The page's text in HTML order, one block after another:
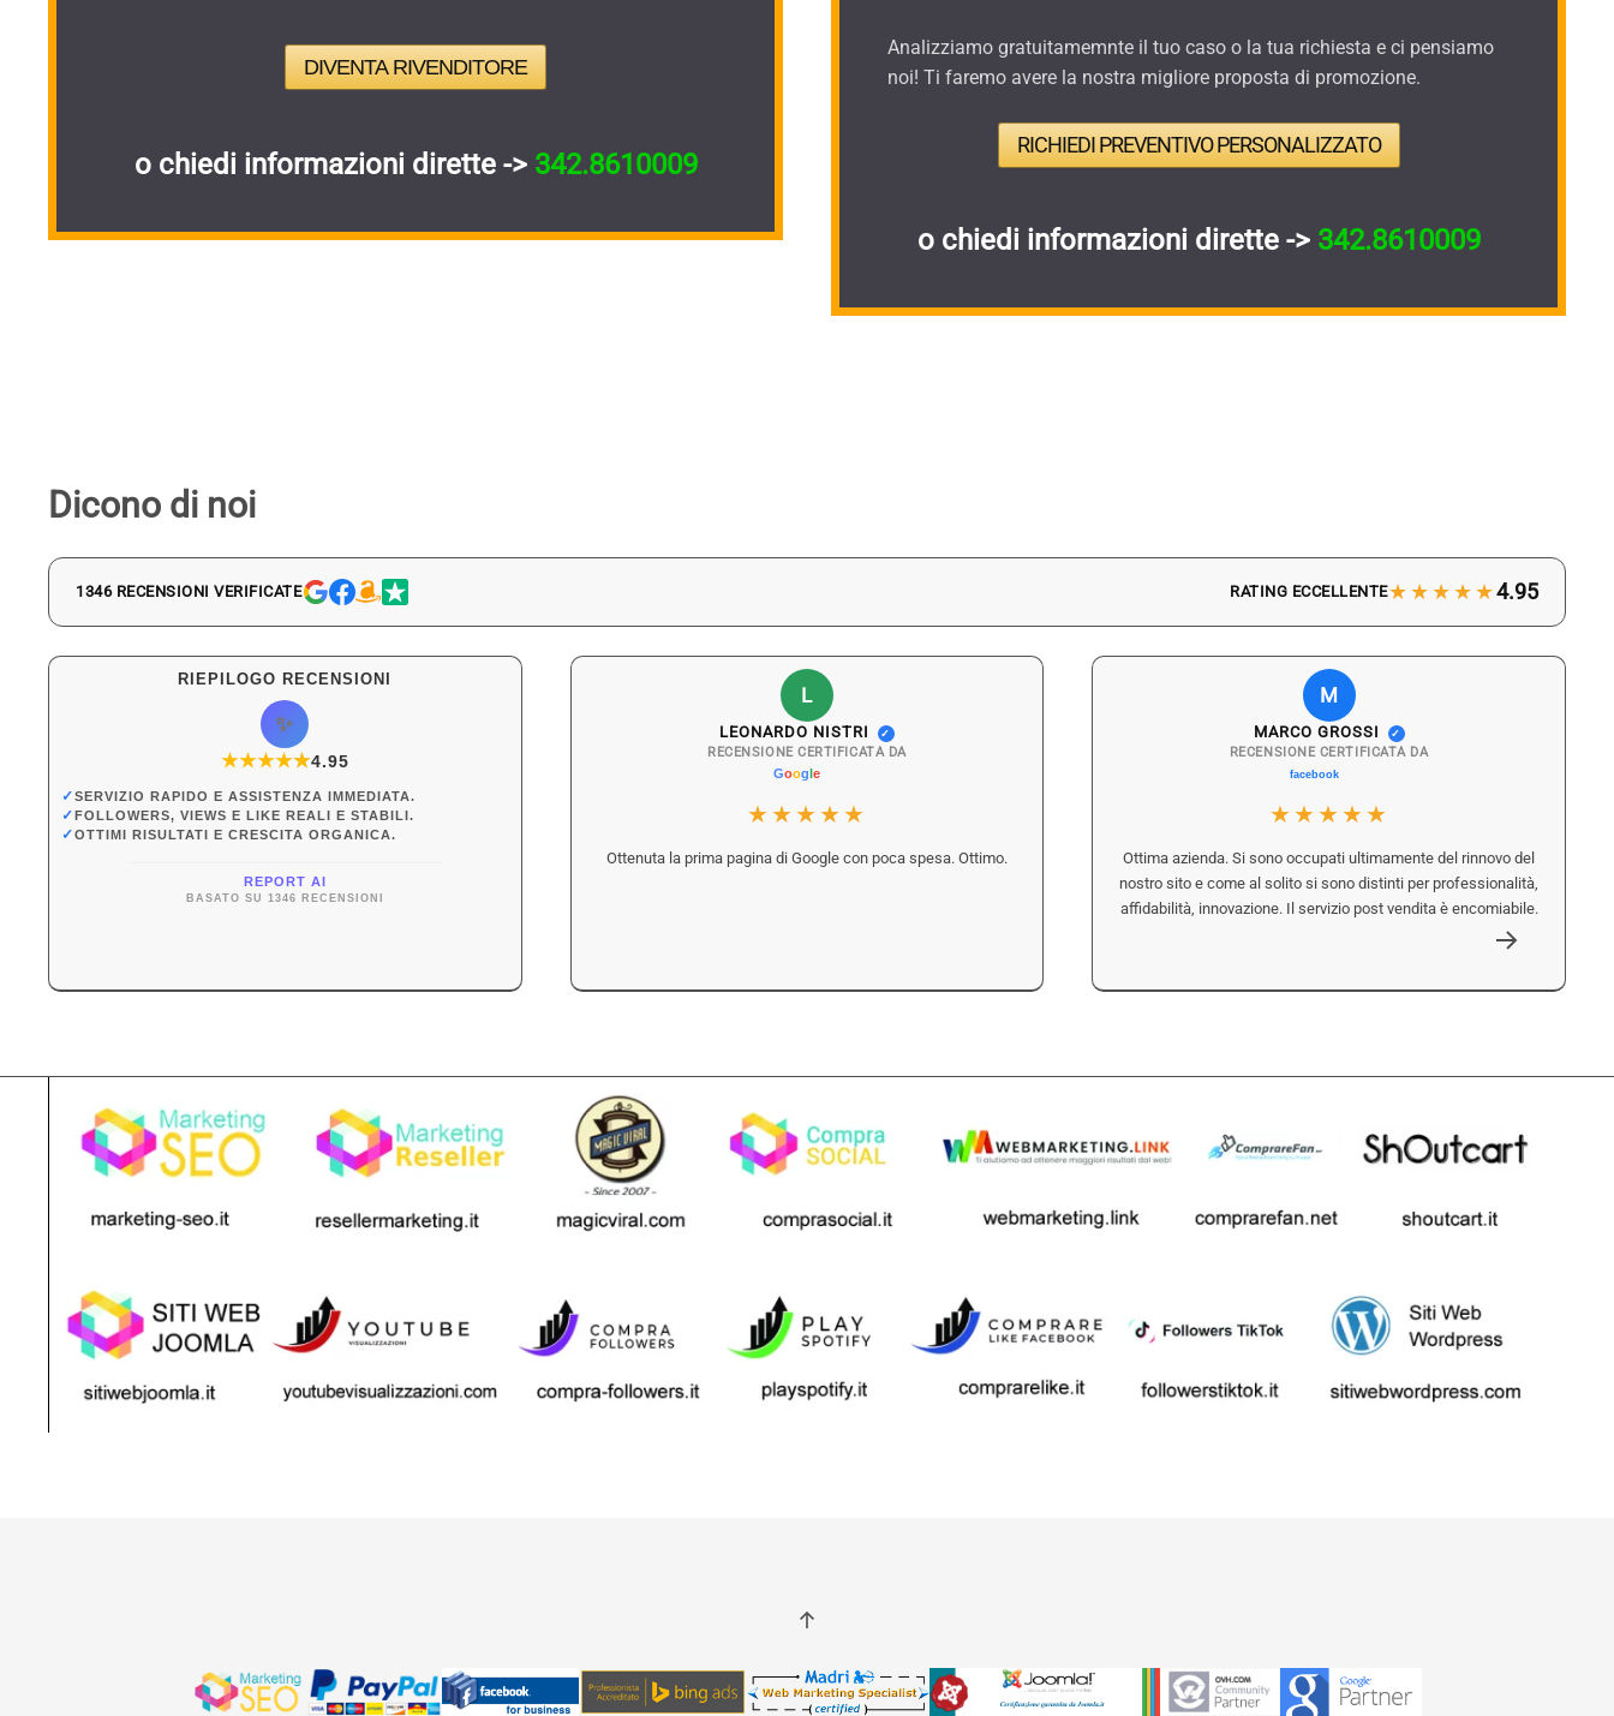
DIVENTA RIVENDITORE
o chiedi informazioni dirette -> 342.8610009
Analizziamo gratuitamemnte il tuo caso o la tua richiesta e ci pensiamo
noi! Ti faremo avere la nostra migliore proposta di promozione.
RICHIEDI PREVENTIVO PERSONALIZZATO
o chiedi informazioni dirette -> 342.8610009
Dicono di noi
1346 RECENSIONI VERIFICATE RATING ECCELLENTE★★★★★4.95
RIEPILOGO RECENSIONI
✨
★★★★★
★4.95
✓SERVIZIO RAPIDO E ASSISTENZA IMMEDIATA.
✓FOLLOWERS, VIEWS E LIKE REALI E STABILI.
✓OTTIMI RISULTATI E CRESCITA ORGANICA.
REPORT AI
BASATO SU 1346 RECENSIONI
L
LEONARDO NISTRI ✓
RECENSIONE CERTIFICATA DA
★★★★★
Ottenuta la prima pagina di Google con poca spesa. Ottimo.
M
MARCO GROSSI ✓
RECENSIONE CERTIFICATA DA
★★★★★
Ottima azienda. Si sono occupati ultimamente del rinnovo del
nostro sito e come al solito si sono distinti per professionalità,
affidabilità, innovazione. Il servizio post vendita è encomiabile.